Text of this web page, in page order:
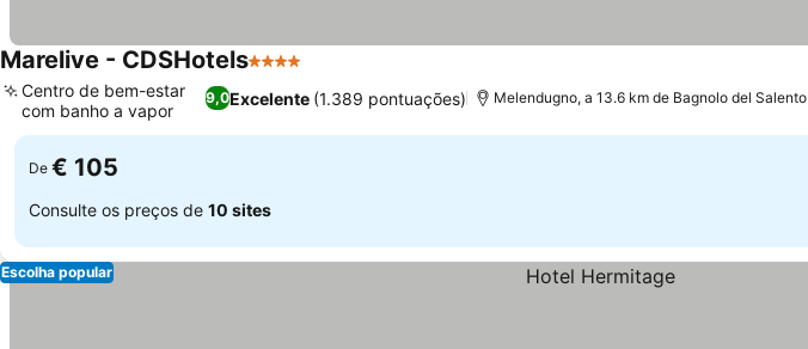
Marelive - CDSHotels4 Estrelas
9,0Excelente (1.389 pontuações)
Centro de bem-estar
com banho a vapor
Melendugno, a 13.6 km de Bagnolo del Salento
De € 105
Consulte os preços de 10 sites
Escolha popular